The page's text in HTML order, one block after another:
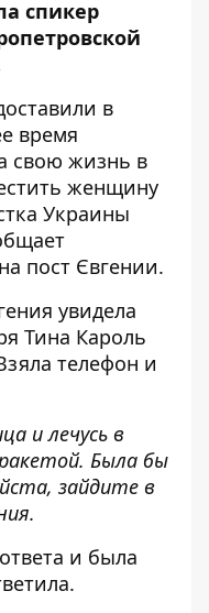
спикер
в
время
свою жизнь в
женщину
Украины
на пост Євгении.
увидела
Тина Кароль
телефон и
и лечусь в
Была бы
зайдите в
и была